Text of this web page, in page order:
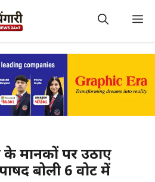
के मानकों पर उठाए
बोली 6 वोट में